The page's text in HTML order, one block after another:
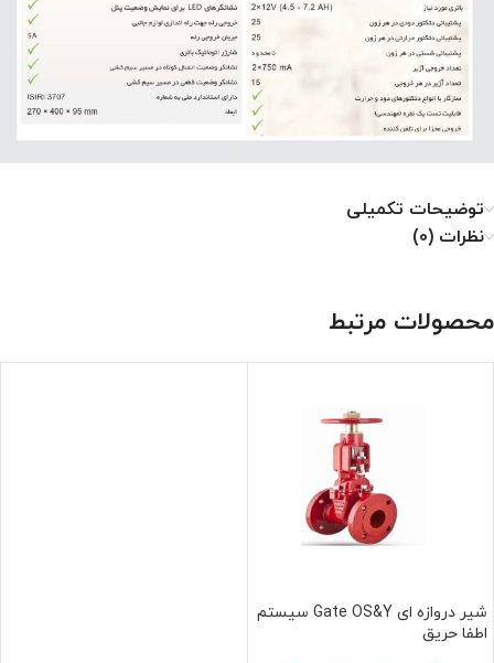
توضیحات تکمیلی
نظرات (0)
محصولات مرتبط
شير دروازه ای Gate OS&Y سيستم
اطفا حريق